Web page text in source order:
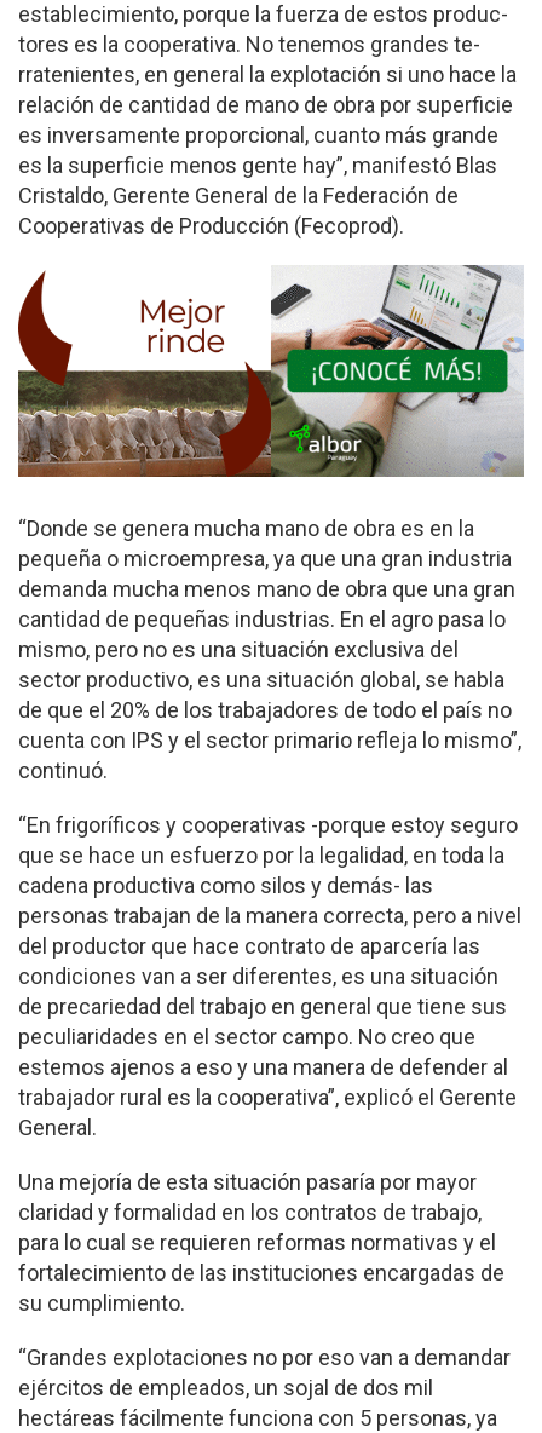
establecimiento, porque la fuerza de estos produc­
tores es la cooperativa. No tenemos grandes te­
rratenientes, en general la explotación si uno hace la
relación de cantidad de mano de obra por su­perficie
es inversamente proporcional, cuanto más grande
es la superficie menos gente hay”, ma­nifestó Blas
Cristaldo, Gerente General de la Fe­deración de
Cooperativas de Producción (Fecoprod).
“Donde se genera mu­cha mano de obra es en la
pequeña o microempresa, ya que una gran industria
demanda mucha menos mano de obra que una gran
cantidad de peque­ñas industrias. En el agro pasa lo
mismo, pero no es una situación exclusi­va del
sector productivo, es una situación global, se habla
de que el 20% de los trabajadores de todo el país no
cuenta con IPS y el sector primario refleja lo mismo”,
continuó.
“En frigoríficos y coo­perativas -porque estoy seguro
que se hace un es­fuerzo por la legalidad, en toda la
cadena productiva como silos y demás- las
personas trabajan de la manera correcta, pero a nivel
del productor que hace contrato de aparce­ría las
condiciones van a ser diferentes, es una situación
de precariedad del trabajo en general que tiene sus
peculiaridades en el sector campo. No creo que
estemos ajenos a eso y una manera de de­fender al
trabajador rural es la cooperativa”, explicó el Gerente
General.
Una mejoría de esta si­tuación pasaría por mayor
claridad y formalidad en los contratos de trabajo,
para lo cual se requieren reformas normativas y el
fortalecimiento de las instituciones encargadas de
su cumplimiento.
“Grandes explotaciones no por eso van a deman­dar
ejércitos de emplea­dos, un sojal de dos mil
hectáreas fácilmente funciona con 5 personas, ya